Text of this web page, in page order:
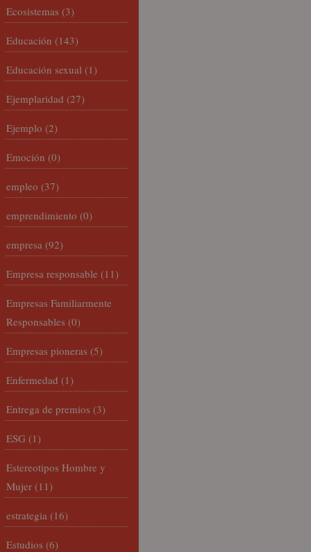
Ecosistemas (3)
Educación (143)
Educación sexual (1)
Ejemplaridad (27)
Ejemplo (2)
Emoción (0)
empleo (37)
emprendimiento (0)
empresa (92)
Empresa responsable (11)
Empresas Familiarmente
Responsables (0)
Empresas pioneras (5)
Enfermedad (1)
Entrega de premios (3)
ESG (1)
Estereotipos Hombre y
Mujer (11)
estrategia (16)
Estudios (6)